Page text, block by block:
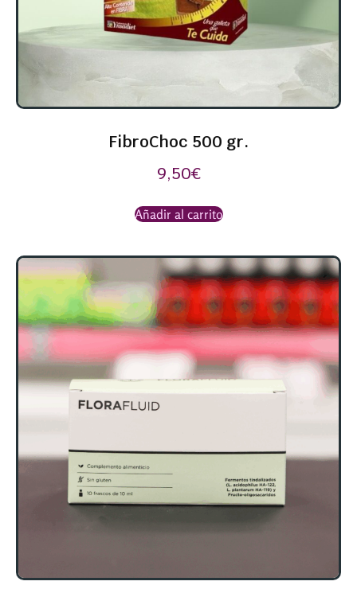
FibroChoc 500 gr.
9,50€
Añadir al carrito